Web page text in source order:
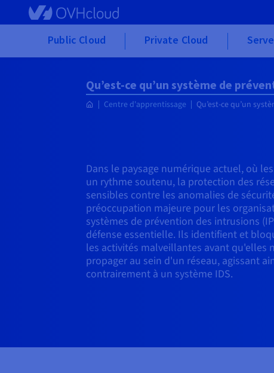
Skip to main content
Public Cloud Private Cloud
Qu’est-ce qu’un système de
Centre d'apprentissage Qu’est-ce qu’un
Dans le paysage numérique actuel, où
un rythme soutenu, la protection des
sensibles contre les anomalies de
préoccupation majeure pour les
systèmes de prévention des intrusions
défense essentielle. Ils identifient et
les activités malveillantes avant qu'elles
propager au sein d'un réseau, agissant
contrairement à un système IDS.